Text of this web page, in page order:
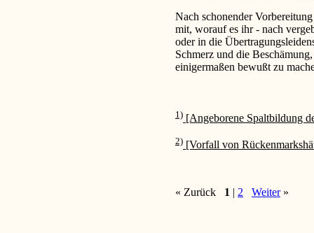
Nach schonender
mit, worauf es ihr - nach
oder in die
Schmerz und die
einigermaßen bewußt zu
1) [Angeborene Spaltbildung
2) [Vorfall von
« Zurück 1 | 2 Weiter»